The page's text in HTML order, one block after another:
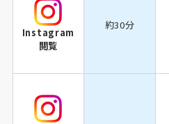
Instagram
閲覧
約30分